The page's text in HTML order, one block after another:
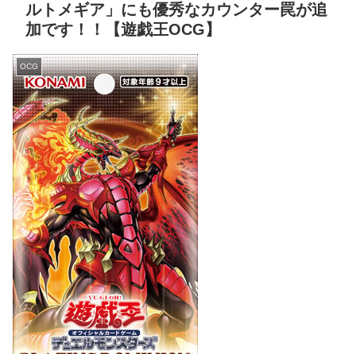
ルトメギア」にも優秀なカウンター罠が追
加です！！【遊戯王OCG】
OCG